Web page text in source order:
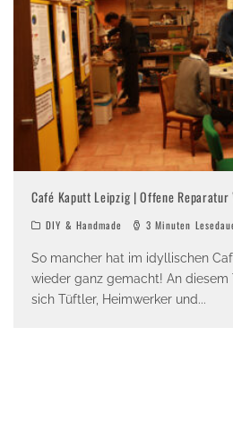
Café Kaputt Leipzig | Offene
DIY & Handmade 3 Minuten
So mancher hat im idyllischen
wieder ganz gemacht! An
sich Tüftler, Heimwerker und...